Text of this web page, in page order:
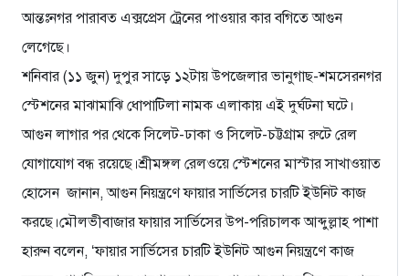
আন্তঃনগর পারাবত এক্সপ্রেস ট্রেনের পাওয়ার কার বগিতে আগুন
লেগেছে।
শনিবার (১১ জুন) দুপুর সাড়ে ১২টায় উপজেলার ভানুগাছ-শমসেরনগর
স্টেশনের মাঝামাঝি ধোপাটিলা নামক এলাকায় এই দুর্ঘটনা ঘটে।
আগুন লাগার পর থেকে সিলেট-ঢাকা ও সিলেট-চট্টগ্রাম রুটে রেল
যোগাযোগ বন্ধ রয়েছে।শ্রীমঙ্গল রেলওয়ে স্টেশনের মাস্টার সাখাওয়াত
হোসেন জানান, আগুন নিয়ন্ত্রণে ফায়ার সার্ভিসের চারটি ইউনিট কাজ
করছে।মৌলভীবাজার ফায়ার সার্ভিসের উপ-পরিচালক আব্দুল্লাহ পাশা
হারুন বলেন, ‘ফায়ার সার্ভিসের চারটি ইউনিট আগুন নিয়ন্ত্রণে কাজ